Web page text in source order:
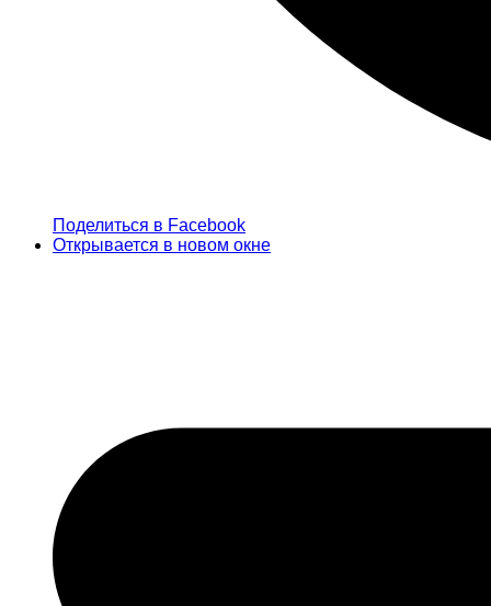
Поделиться в Facebook
Открывается в новом окне